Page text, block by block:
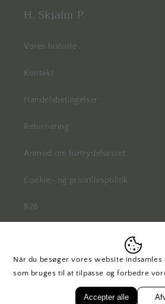
H. Skjalm P.
Vores historie
Kontakt
Handelsbetingelser
Returnering
Anmod om fortrydelsesret
Cookie- og privatlivspolitik
B2B
FacebookInstagram
© 2026, H. Skjalm P.
Når du besøger vores website
som bruges til at tilpasse og forbedre
Accepter alle